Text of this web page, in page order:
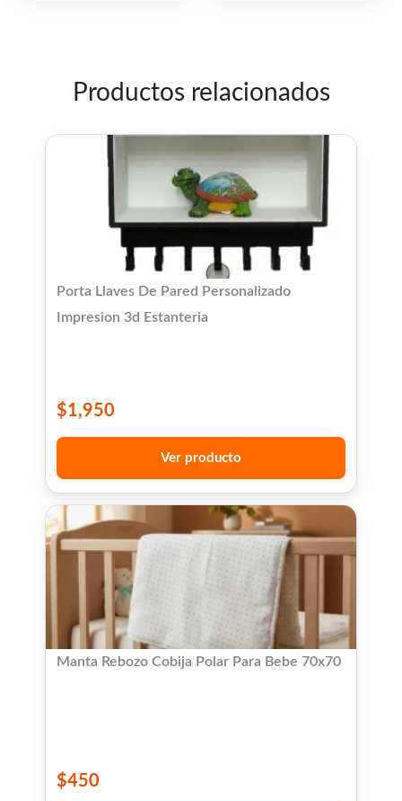
Productos relacionados
Porta Llaves De Pared Personalizado
Impresion 3d Estanteria
$1,950
Ver producto
Manta Rebozo Cobija Polar Para Bebe 70x70
$450